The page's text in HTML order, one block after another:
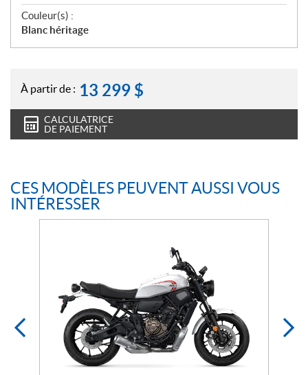
Couleur(s) :
Blanc héritage
À partir de : 13 299 $
CALCULATRICE
DE PAIEMENT
CES MODÈLES PEUVENT AUSSI VOUS
INTÉRESSER